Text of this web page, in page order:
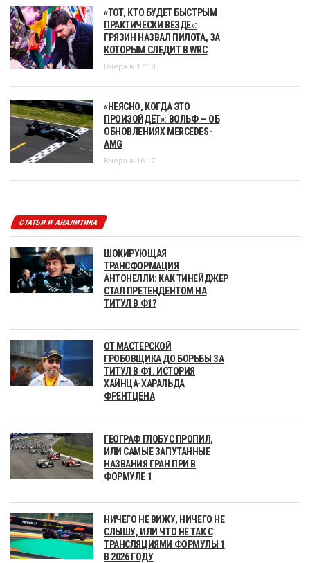
«ТОТ, КТО БУДЕТ БЫСТРЫМ
ПРАКТИЧЕСКИ ВЕЗДЕ»:
ГРЯЗИН НАЗВАЛ ПИЛОТА, ЗА
КОТОРЫМ СЛЕДИТ В WRC
Вчера в 17:18
«НЕЯСНО, КОГДА ЭТО
ПРОИЗОЙДЁТ»: ВОЛЬФ — ОБ
ОБНОВЛЕНИЯХ MERCEDES-
AMG
Вчера в 16:17
СТАТЬИ И АНАЛИТИКА
ШОКИРУЮЩАЯ
ТРАНСФОРМАЦИЯ
АНТОНЕЛЛИ: КАК ТИНЕЙДЖЕР
СТАЛ ПРЕТЕНДЕНТОМ НА
ТИТУЛ В Ф1?
ОТ МАСТЕРСКОЙ
ГРОБОВЩИКА ДО БОРЬБЫ ЗА
ТИТУЛ В Ф1. ИСТОРИЯ
ХАЙНЦА-ХАРАЛЬДА
ФРЕНТЦЕНА
ГЕОГРАФ ГЛОБУС ПРОПИЛ,
ИЛИ САМЫЕ ЗАПУТАННЫЕ
НАЗВАНИЯ ГРАН ПРИ В
ФОРМУЛЕ 1
НИЧЕГО НЕ ВИЖУ, НИЧЕГО НЕ
СЛЫШУ, ИЛИ ЧТО НЕ ТАК С
ТРАНСЛЯЦИЯМИ ФОРМУЛЫ 1
В 2026 ГОДУ